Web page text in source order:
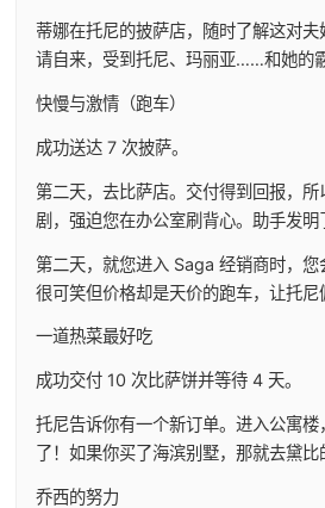
蒂娜在托尼的披萨店，随时了解这对
请自来，受到托尼、玛丽亚……和她的
快慢与激情（跑车）
成功送达 7 次披萨。
第二天，去比萨店。交付得到回报，
剧，强迫您在办公室刷背心。助手发
第二天，就您进入 Saga 经销商时，
很可笑但价格却是天价的跑车，让托尼
一道热菜最好吃
成功交付 10 次比萨饼并等待 4 天。
托尼告诉你有一个新订单。进入公寓
了！如果你买了海滨别墅，那就去黛
乔西的努力